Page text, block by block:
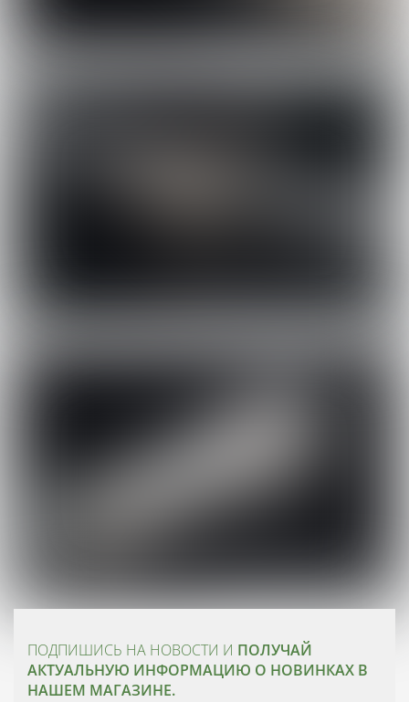
ПОДПИШИСЬ НА НОВОСТИ И ПОЛУЧАЙ
АКТУАЛЬНУЮ ИНФОРМАЦИЮ О НОВИНКАХ В
НАШЕМ МАГАЗИНЕ.